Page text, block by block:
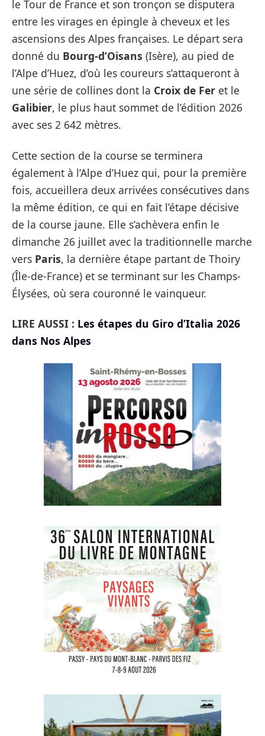
le Tour de France et son tronçon se disputera
entre les virages en épingle à cheveux et les
ascensions des Alpes françaises. Le départ sera
donné du Bourg-d’Oisans (Isère), au pied de
l’Alpe d’Huez, d’où les coureurs s’attaqueront à
une série de collines dont la Croix de Fer et le
Galibier, le plus haut sommet de l’édition 2026
avec ses 2 642 mètres.
Cette section de la course se terminera
également à l’Alpe d’Huez qui, pour la première
fois, accueillera deux arrivées consécutives dans
la même édition, ce qui en fait l’étape décisive
de la course jaune. Elle s’achèvera enfin le
dimanche 26 juillet avec la traditionnelle marche
vers Paris, la dernière étape partant de Thoiry
(Île-de-France) et se terminant sur les Champs-
Élysées, où sera couronné le vainqueur.
LIRE AUSSI : Les étapes du Giro d’Italia 2026
dans Nos Alpes